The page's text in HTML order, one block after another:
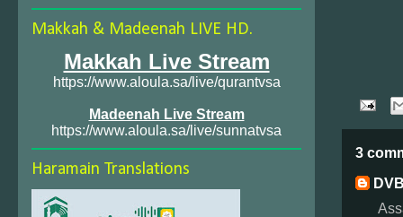
3
Makkah & Madeenah LIVE HD.
Makkah Live Stream
https://www.aloula.sa/live/qurantvsa
Madeenah Live Stream
https://www.aloula.sa/live/sunnatvsa
Haramain Translations